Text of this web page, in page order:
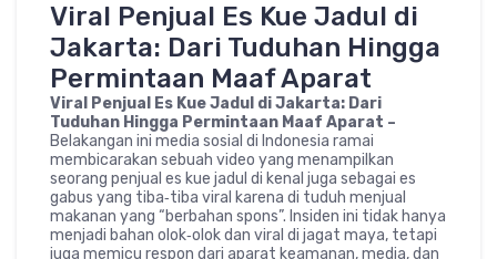
Viral Penjual Es Kue Jadul di
Jakarta: Dari Tuduhan Hingga
Permintaan Maaf Aparat
Viral Penjual Es Kue Jadul di Jakarta: Dari
Tuduhan Hingga Permintaan Maaf Aparat –
Belakangan ini media sosial di Indonesia ramai
membicarakan sebuah video yang menampilkan
seorang penjual es kue jadul di kenal juga sebagai es
gabus yang tiba‑tiba viral karena di tuduh menjual
makanan yang “berbahan spons”. Insiden ini tidak hanya
menjadi bahan olok‑olok dan viral di jagat maya, tetapi
juga memicu respon dari aparat keamanan, media, dan